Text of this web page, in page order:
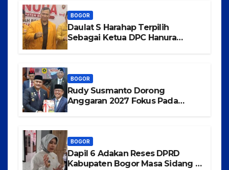
BOGOR
Daulat S Harahap Terpilih
Sebagai Ketua DPC Hanura
BOGOR
Rudy Susmanto Dorong
Anggaran 2027 Fokus Pada
BOGOR
Dapil 6 Adakan Reses DPRD
Kabupaten Bogor Masa Sidang III